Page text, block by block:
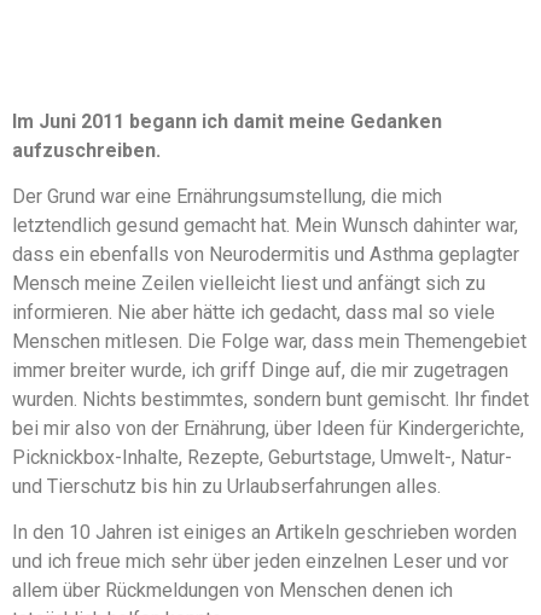
Im Juni 2011 begann ich damit meine Gedanken
aufzuschreiben.
Der Grund war eine Ernährungsumstellung, die mich
letztendlich gesund gemacht hat. Mein Wunsch dahinter war,
dass ein ebenfalls von Neurodermitis und Asthma geplagter
Mensch meine Zeilen vielleicht liest und anfängt sich zu
informieren. Nie aber hätte ich gedacht, dass mal so viele
Menschen mitlesen. Die Folge war, dass mein Themengebiet
immer breiter wurde, ich griff Dinge auf, die mir zugetragen
wurden. Nichts bestimmtes, sondern bunt gemischt. Ihr findet
bei mir also von der Ernährung, über Ideen für Kindergerichte,
Picknickbox-Inhalte, Rezepte, Geburtstage, Umwelt-, Natur-
und Tierschutz bis hin zu Urlaubserfahrungen alles.
In den 10 Jahren ist einiges an Artikeln geschrieben worden
und ich freue mich sehr über jeden einzelnen Leser und vor
allem über Rückmeldungen von Menschen denen ich